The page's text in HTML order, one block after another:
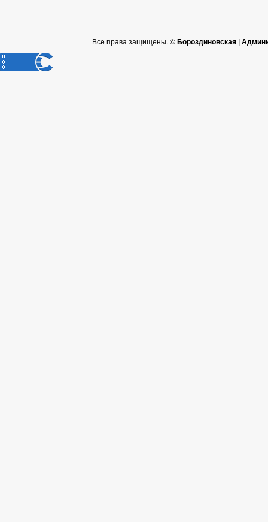
Все права защищены. ©Бороздиновская |